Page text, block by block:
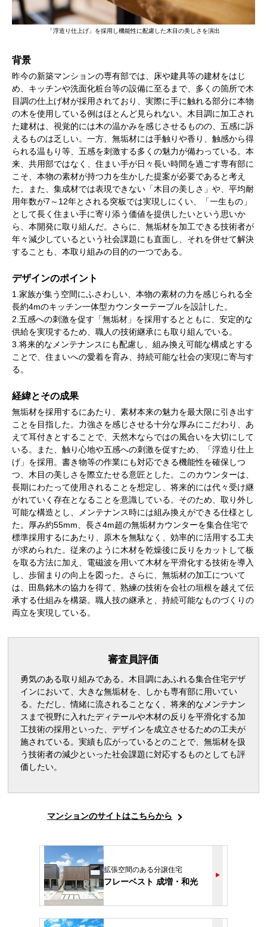
「浮造り仕上げ」を採用し機能性に配慮した木目の美しさを演出
背景
昨今の新築マンションの専有部では、床や建具等の建材をはじ
め、キッチンや洗面化粧台等の設備に至るまで、多くの箇所で木
目調の仕上げ材が採用されており、実際に手に触れる部分に本物
の木を使用している例はほとんど見られない。木目調に加工され
た建材は、視覚的には木の温かみを感じさせるものの、五感に訴
えるものは乏しい。一方、無垢材には手触りや香り、触感から得
られる温もり等、五感を刺激する多くの魅力が備わっている。本
来、共用部ではなく、住まい手が日々長い時間を過ごす専有部に
こそ、本物の素材が持つ力を生かした提案が必要であると考え
た。また、集成材では表現できない「木目の美しさ」や、平均耐
用年数が7～12年とされる突板では実現しにくい、「一生もの」
として長く住まい手に寄り添う価値を提供したいという思いか
ら、本開発に取り組んだ。さらに、無垢材を加工できる技術者が
年々減少しているという社会課題にも直面し、それを併せて解決
することも、本取り組みの目的の一つである。
デザインのポイント
1.家族が集う空間にふさわしい、本物の素材の力を感じられる全
長約4mのキッチン一体型カウンターテーブルを設計した。
2.五感への刺激を促す「無垢材」を採用するとともに、安定的な
供給を実現するため、職人の技術継承にも取り組んでいる。
3.将来的なメンテナンスにも配慮し、組み換え可能な構成とする
ことで、住まいへの愛着を育み、持続可能な社会の実現に寄与す
る。
経緯とその成果
無垢材を採用するにあたり、素材本来の魅力を最大限に引き出す
ことを目指した。力強さを感じさせる十分な厚みにこだわり、あ
えて耳付きとすることで、天然木ならではの風合いを大切にして
いる。また、触り心地や五感への刺激を促すため、「浮造り仕上
げ」を採用。書き物等の作業にも対応できる機能性を確保しつ
つ、木目の美しさを際立たせる意匠とした。このカウンターは、
長期にわたって使用されることを想定し、将来的には代々受け継
がれていく存在となることを意識している。そのため、取り外し
可能な構造とし、メンテナンス時には組み換えができる仕様とし
た。厚み約55mm、長さ4m超の無垢材カウンターを集合住宅で
標準採用するにあたり、原木を無駄なく、効率的に活用する工夫
が求められた。従来のように木材を乾燥後に反りをカットして板
を取る方法に加え、電磁波を用いて木材を平滑化する技術を導入
し、歩留まりの向上を図った。さらに、無垢材の加工について
は、田島銘木の協力を得て、熟練の技術を会社の垣根を越えて伝
承する仕組みを構築。職人技の継承と、持続可能なものづくりの
両立を実現している。
審査員評価
勇気のある取り組みである。木目調にあふれる集合住宅デザ
インにおいて、大きな無垢材を、しかも専有部に用いてい
る。ただし、情緒に流されることなく、将来的なメンテナン
スまで視野に入れたディテールや木材の反りを平滑化する加
工技術の採用といった、デザインを成立させるための工夫が
施されている。実績も広がっているとのことで、無垢材を扱
う技術者の減少といった社会課題に対応するものとしても評
価したい。
マンションのサイトはこちらから
拡張空間のある分譲住宅
フレーベスト 成増・和光